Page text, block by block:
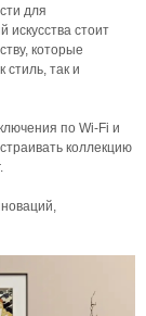
для
стоит
которые
стиль, так и
по Wi-Fi и
коллекцию